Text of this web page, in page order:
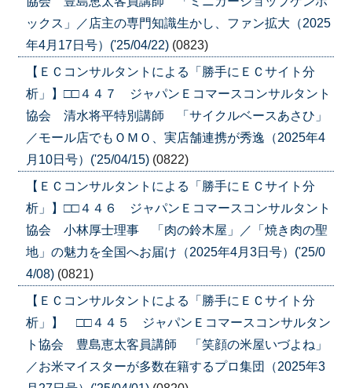
ックス」／店主の専門知識生かし、ファン拡大（2025
年4月17日号）('25/04/22) (0823)
【ＥＣコンサルタントによる「勝手にＥＣサイト分
析」】□□４４７ ジャパンＥコマースコンサルタント
協会 清水将平特別講師 「サイクルベースあさひ」
／モール店でもＯＭＯ、実店舗連携が秀逸（2025年4
月10日号）('25/04/15) (0822)
【ＥＣコンサルタントによる「勝手にＥＣサイト分
析」】□□４４６ ジャパンＥコマースコンサルタント
協会 小林厚士理事 「肉の鈴木屋」／「焼き肉の聖
地」の魅力を全国へお届け（2025年4月3日号）('25/0
4/08) (0821)
【ＥＣコンサルタントによる「勝手にＥＣサイト分
析」】 □□４４５ ジャパンＥコマースコンサルタン
ト協会 豊島恵太客員講師 「笑顔の米屋いづよね」
／お米マイスターが多数在籍するプロ集団（2025年3